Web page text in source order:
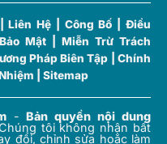
Liên Hệ Công Bố |Điều
Mật
Miễn Trừ Trách
Pháp Biên Tập |Chính
Sitemap
-Bản quyền nội dung
tôi không nhận bất
đổi, chỉnh sửa hoặc làm